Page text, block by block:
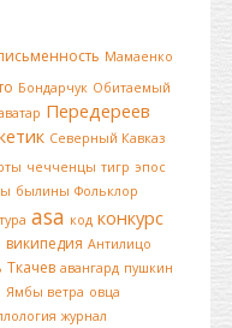
Мамаенко
Бондарчук Обитаемый
Передереев
Северный Кавказ
чечченцы тигр эпос
былины Фольклор
asa код конкурс
википедия Антилицо
Ткачев авангард пушкин
Ямбы ветра овца
журнал